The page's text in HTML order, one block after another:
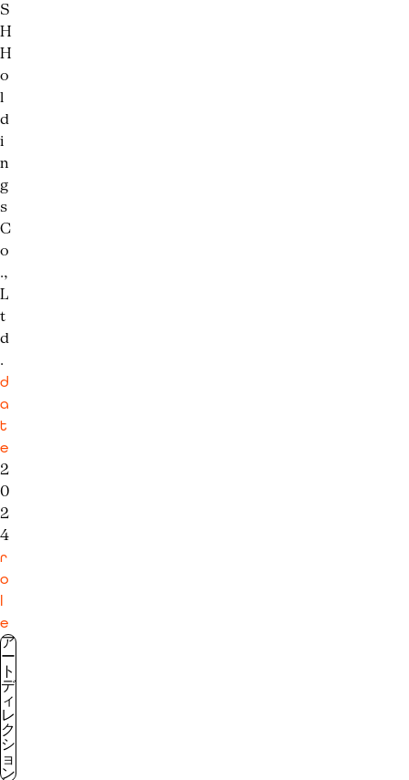
S
H
H
o
l
d
i
n
g
s
C
o
.,
L
t
d
.
d
a
t
e
2
0
2
4
r
o
l
e
ア
ー
ト
デ
ィ
レ
ク
シ
ョ
ン